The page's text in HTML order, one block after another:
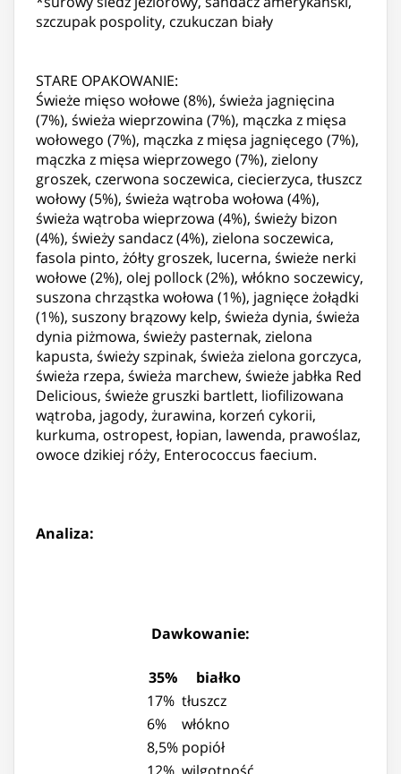
szczupak pospolity, czukuczan biały
STARE OPAKOWANIE:
Świeże mięso wołowe (8%), świeża jagnięcina
(7%), świeża wieprzowina (7%), mączka z mięsa
wołowego (7%), mączka z mięsa jagnięcego (7%),
mączka z mięsa wieprzowego (7%), zielony
groszek, czerwona soczewica, ciecierzyca, tłuszcz
wołowy (5%), świeża wątroba wołowa (4%),
świeża wątroba wieprzowa (4%), świeży bizon
(4%), świeży sandacz (4%), zielona soczewica,
fasola pinto, żółty groszek, lucerna, świeże nerki
wołowe (2%), olej pollock (2%), włókno soczewicy,
suszona chrząstka wołowa (1%), jagnięce żołądki
(1%), suszony brązowy kelp, świeża dynia, świeża
dynia piżmowa, świeży pasternak, zielona
kapusta, świeży szpinak, świeża zielona gorczyca,
świeża rzepa, świeża marchew, świeże jabłka Red
Delicious, świeże gruszki bartlett, liofilizowana
wątroba, jagody, żurawina, korzeń cykorii,
kurkuma, ostropest, łopian, lawenda, prawoślaz,
owoce dzikiej róży, Enterococcus faecium.
Analiza:
Dawkowanie:
35%
białko
17% tłuszcz
6%
włókno
8,5% popiół